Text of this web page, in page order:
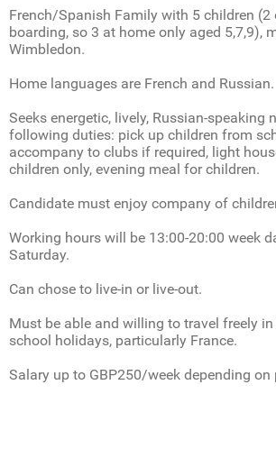
French/Spanish Family with 5 children (2
boarding, so 3 at home only aged 5,7,9),
Wimbledon.
Home languages are French and Russian.
Seeks energetic, lively, Russian-speaking
following duties: pick up children from
accompany to clubs if required, light
children only, evening meal for children.
Candidate must enjoy company of
Working hours will be 13:00-20:00 week
Saturday.
Can chose to live-in or live-out.
Must be able and willing to travel freely
school holidays, particularly France.
Salary up to GBP250/week depending on